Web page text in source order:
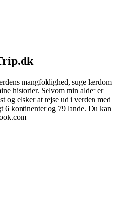
mangfoldighed, suge lærdom
historier. Selvom min alder er
og elsker at rejse ud i verden med
6 kontinenter og 79 lande. Du kan